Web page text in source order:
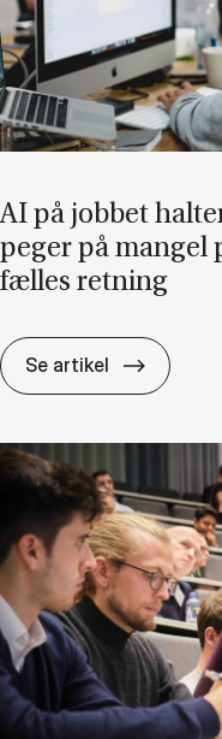
AI på job­bet
pe­ger på man­gel
fæl­les ret­ning
Se artikel AI på